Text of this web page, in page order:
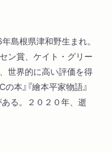
日記の抜萃（三島由紀
島根県津和野生まれ。
ン賞、ケイト・グリー
世界的に高い評価を得
本』『繪本平家物語』
ある。２０２０年、逝